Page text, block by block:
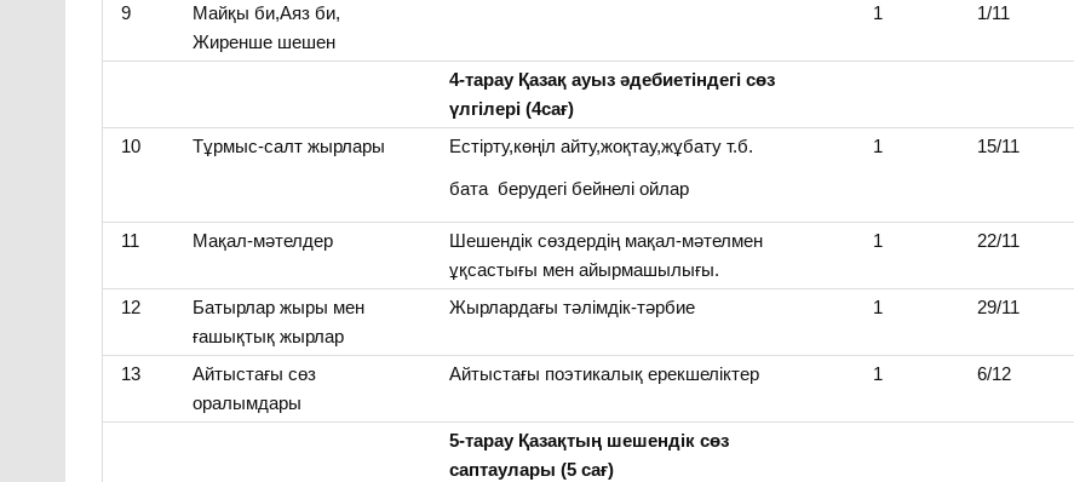
9
Майқы би,Аяз би,
Жиренше шешен
1 1/11
4-тарау Қазақ ауыз әдебиетіндегі сөз
үлгілері (4сағ)
10
Тұрмыс-салт жырлары Естірту,көңіл айту,жоқтау,жұбату т.б.
бата берудегі бейнелі ойлар
1 15/11
11 Мақал-мәтелдер
Шешендік сөздердің мақал-мәтелмен
ұқсастығы мен айырмашылығы.
1 22/11
12
Батырлар жыры мен
ғашықтық жырлар
Жырлардағы тәлімдік-тәрбие 1 29/11
13
Айтыстағы сөз
оралымдары
Айтыстағы поэтикалық ерекшеліктер 1 6/12
5-тарау Қазақтың шешендік сөз
саптаулары (5 сағ)